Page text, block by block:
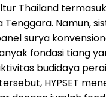
Thailand
Tenggara. Namun,
surya
fondasi tiang
budidaya
HYPSET